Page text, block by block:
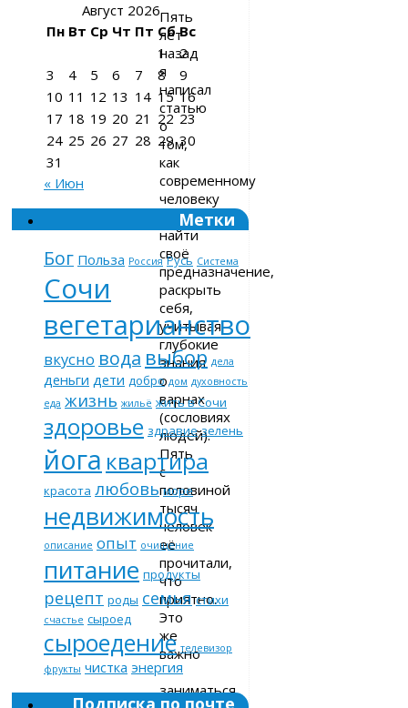
Пять
лет
назад
я
написал
статью
о
том,
как
современному
человеку
проще
найти
своё
предназначение,
раскрыть
себя,
учитывая
глубокие
знания
о
варнах
(сословиях
людей).
Пять
с
половиной
тысяч
человек
её
прочитали,
что
приятно.
Это
же
важно
–
заниматься
Август 2026
Пн Вт Ср Чт Пт Сб Вс
1
2
3
4 5 6 7 8
9
10 11 12 13 14 15 16
17 18 19 20 21 22 23
24 25 26 27 28 29 30
31
« Июн
Метки
Бог Польза Россия Русь Система
Сочи
вегетарианство
вкусно вода выбор дела
деньги дети добро дом духовность
еда жизнь жильё жить в Сочи
здоровье здравие зелень
йога квартира
красота любовь море
недвижимость
описание опыт очищение
питание продукты
рецепт роды семья стихи
счастье сыроед
сыроедение телевизор
фрукты чистка энергия
Подписка по почте